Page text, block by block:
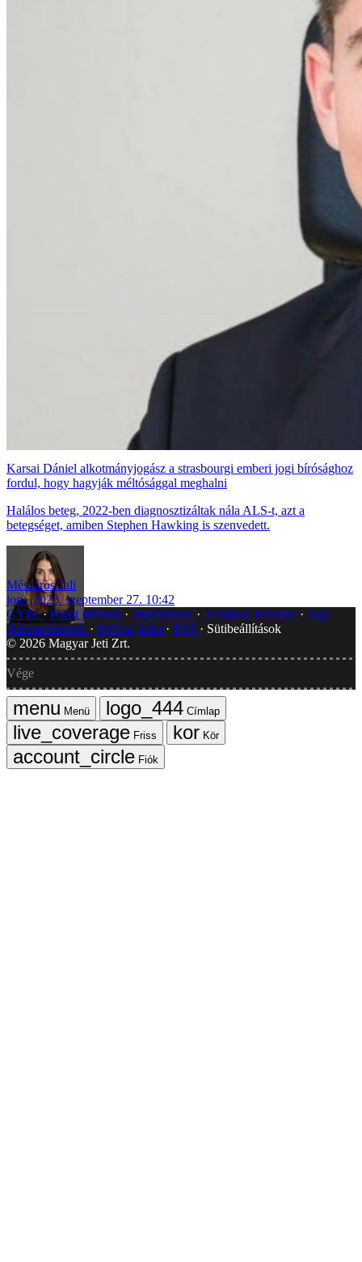
Karsai Dániel alkotmányjogász a strasbourgi emberi jogi bírósághoz
fordul, hogy hagyják méltósággal meghalni
Halálos beteg, 2022-ben diagnosztizáltak nála ALS-t, azt a
betegséget, amiben Stephen Hawking is szenvedett.
Mészáros Juli
jog
2023. szeptember 27. 10:42
GYIK Hibát jelentek Impresszum Javítások kezelése
Jogi
dokumentumok
Médiaajánlat RSS
Sütibeállítások
© 2026 Magyar Jeti Zrt.
Vége
Menü
Címlap
Friss
Kör
Fiók